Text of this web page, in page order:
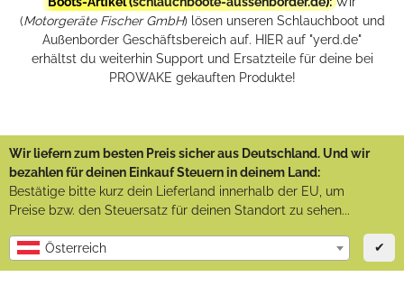
(Motorgeräte Fischer GmbH) lösen unseren Schlauchboot und
Außenborder Geschäftsbereich auf. HIER auf "yerd.de"
erhältst du weiterhin Support und Ersatzteile für deine bei
PROWAKE gekauften Produkte!
Wir liefern zum besten Preis sicher aus Deutschland. Und wir
bezahlen für deinen Einkauf Steuern in deinem Land:
Bestätige bitte kurz dein Lieferland innerhalb der EU, um
Preise bzw. den Steuersatz für deinen Standort zu sehen...
Österreich ✔